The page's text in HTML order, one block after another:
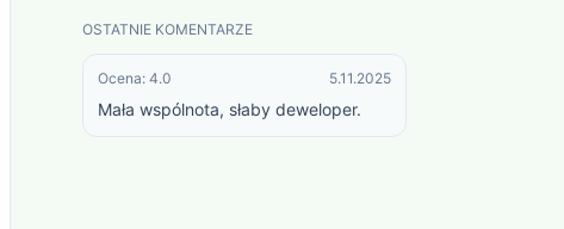
OSTATNIE KOMENTARZE
Ocena: 4.0 5.11.2025
Mała wspólnota, słaby deweloper.